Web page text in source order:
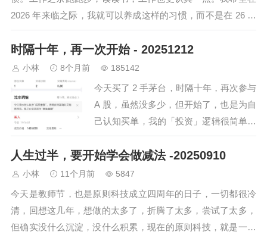
2026 年来临之际，我就可以养成这样的习惯，而不是在 26 年
开始时，立这个 fla…
时隔十年，再一次开始 - 20251212
小林 8个月前 185142
今天买了 2 手茅台，时隔十年，再次参与
A 股，虽然没多少，但开始了，也是为自
己认知买单，我的「投资」逻辑很简单，
要么买最贵的，要么买自己在用的产品公
司股票，之前美股我买过特斯拉，买过苹
果，现在持有…
人生过半，要开始学会做减法 -20250910
小林 11个月前 5847
今天是教师节，也是原则科技成立四周年的日子，一切都很冷
清，回想这几年，想做的太多了，折腾了太多，尝试了太多，
但确实没什么沉淀，没什么积累，现在的原则科技，就是一堆